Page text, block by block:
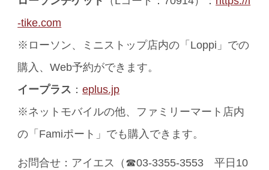
-tike.com
※ローソン、ミニストップ店内の「Loppi」での
購入、Web予約ができます。
イープラス ：eplus.jp
※ネットモバイルの他、ファミリーマート店内
の「Famiポート」でも購入できます。
お問合せ：アイエス（☎03-3355-3553 平日10